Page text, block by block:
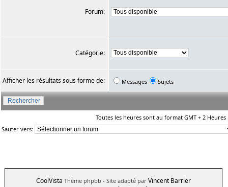
Forum:
Catégorie:
Afficher les résultats sous forme de: Messages Sujets
Toutes les heures sont au format GMT + 2 Heures
Sauter vers:
CoolVista Thème phpbb - Site adapté par Vincent Barrier